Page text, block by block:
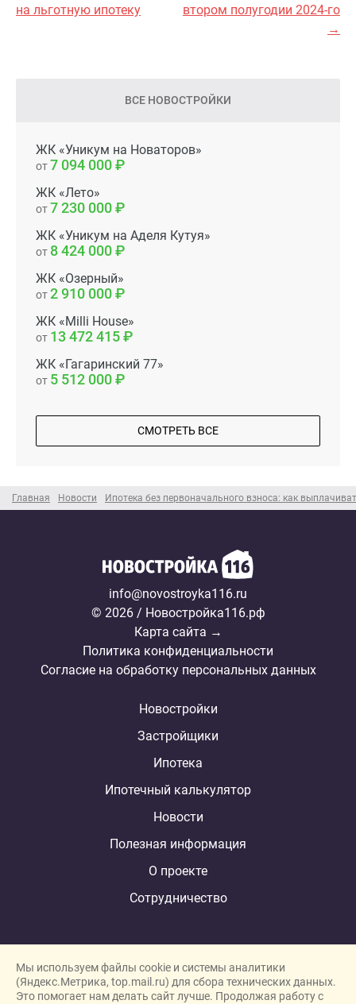
Главная Новости Ипотека без первоначального взноса: как
на льготную ипотеку
втором полугодии 2024-го
→
ВСЕ НОВОСТРОЙКИ
ЖК «Уникум на Новаторов»
от7 094 000
ЖК «Лето»
от7 230 000
ЖК «Уникум на Аделя Кутуя»
от 8 424 000
ЖК «Озерный»
от2 910 000
ЖК «Milli House»
от 13 472 415
ЖК «Гагаринский 77»
от 5 512 000
СМОТРЕТЬ ВСЕ
info@novostroyka116.ru
© 2026 / Новостройка116.рф
Карта сайта →
Политика конфиденциальности
Согласие на обработку персональных данных
Новостройки
Застройщики
Ипотека
Ипотечный калькулятор
Новости
Полезная информация
О проекте
Сотрудничество
Мы используем файлы cookie и системы аналитики
(Яндекс.Метрика, top.mail.ru) для сбора технических данных.
Это помогает нам делать сайт лучше. Продолжая работу с